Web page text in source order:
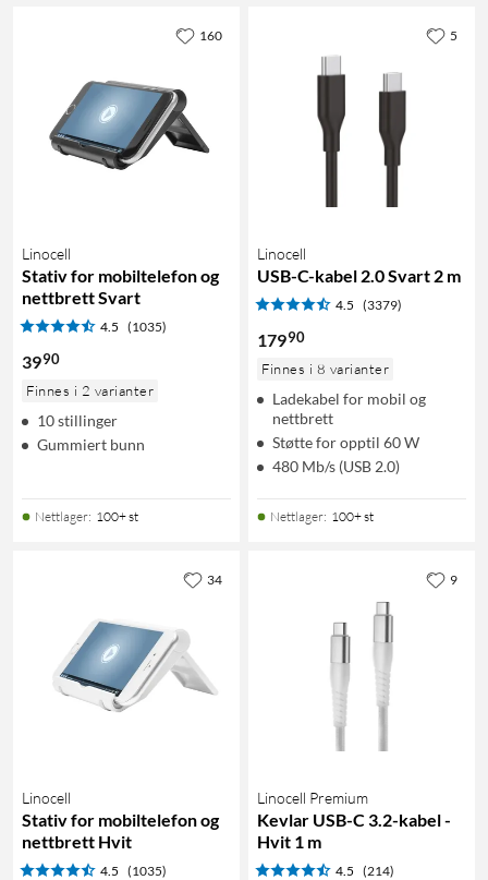
Linocell
Stativ for mobiltelefon og
nettbrett Svart
4.5 (1035)
3990
Finnes i 2 varianter
10 stillinger
Gummiert bunn
Nettlager: 100+ st
160
Linocell
USB-C-kabel 2.0 Svart 2 m
4.5 (3379)
17990
Finnes i 8 varianter
Ladekabel for mobil og
nettbrett
Støtte for opptil 60 W
480 Mb/s (USB 2.0)
Nettlager: 100+ st
5
Linocell
Stativ for mobiltelefon og
nettbrett Hvit
4.5 (1035)
34
Linocell Premium
Kevlar USB-C 3.2-kabel -
Hvit 1 m
4.5 (214)
9